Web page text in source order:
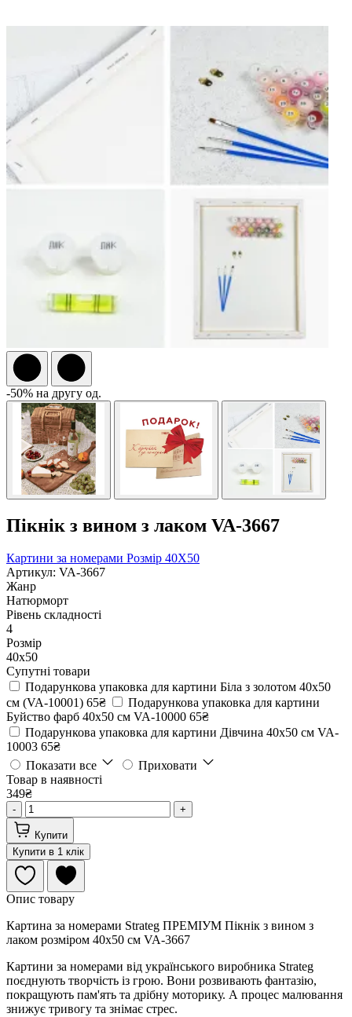
-50% на другу од.
Пікнік з вином з лаком VA-3667
Картини за номерами Розмір 40Х50
Артикул: VA-3667
Жанр
Натюрморт
Рівень складності
4
Розмір
40х50
Супутні товари
Подарункова упаковка для картини Біла з золотом 40х50
см (VA-10001) 65₴
Подарункова упаковка для картини
Буйство фарб 40х50 см VA-10000 65₴
Подарункова упаковка для картини Дівчина 40х50 см VA-
10003 65₴
Показати все
Приховати
Товар в наявності
349₴
- +
Купити
Купити в 1 клік
Опис товару
Картина за номерами Strateg ПРЕМІУМ Пікнік з вином з
лаком розміром 40х50 см VA-3667
Картини за номерами від українського виробника Strateg
поєднують творчість із грою. Вони розвивають фантазію,
покращують пам'ять та дрібну моторику. А процес малювання
знижує тривогу та знімає стрес.